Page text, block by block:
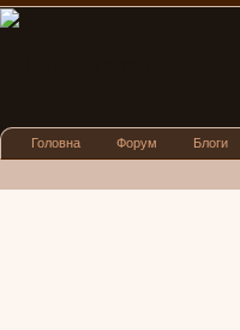
Головна Форум Блоги